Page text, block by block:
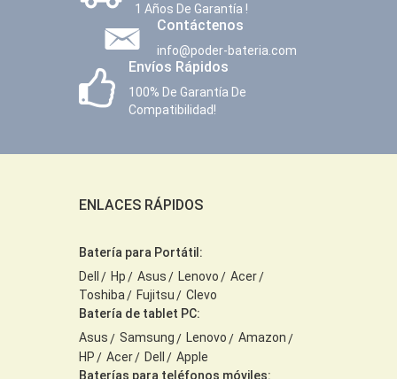
1 Años De Garantía !
Contáctenos
info@poder-bateria.com
Envíos Rápidos
100% De Garantía De
Compatibilidad!
ENLACES RÁPIDOS
Batería para Portátil:
Dell
Hp Asus Lenovo
Acer
Toshiba
Fujitsu
Clevo
Batería de tablet PC:
Asus
Samsung Lenovo
Amazon
HP
Acer Dell
Apple
Baterías para teléfonos móviles: